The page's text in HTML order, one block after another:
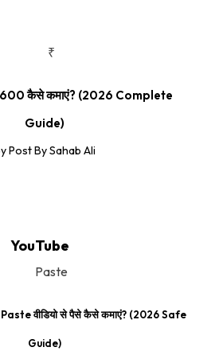
₹600 कैसे कमाएं? (2026 Complete
Guide)
Post By Sahab Ali
YouTube
वीडियो से पैसे कैसे कमाएं? (2026 Safe
Guide)